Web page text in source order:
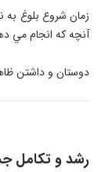
زمان شروع بلوغ به
آنچه كه انجام مي
دوستان و داشتن
رشد و تكامل